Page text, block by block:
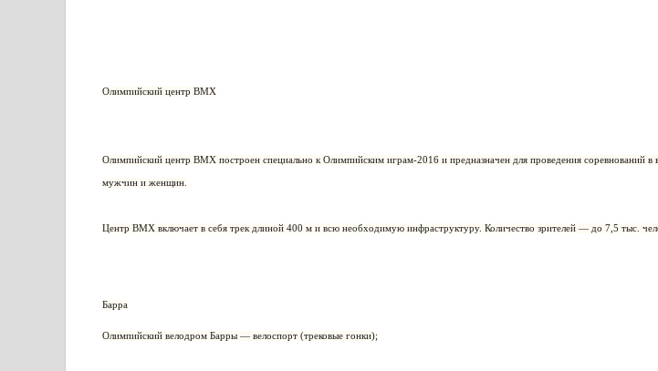
Олимпийский центр BMX
Олимпийский центр BMX построен специально к Олимпийским играм-2016 и предназначен для проведения соревнований
мужчин и женщин.
Центр BMX включает в себя трек длиной 400 м и всю необходимую инфраструктуру. Количество зрителей — до 7,5 тыс.
Барра
Олимпийский велодром Барры — велоспорт (трековые гонки);